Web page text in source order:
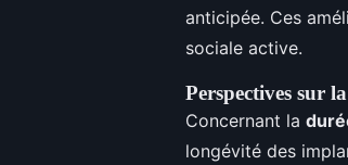
anticipée. Ces
sociale active.
Perspectives sur
Concernant la
longévité des